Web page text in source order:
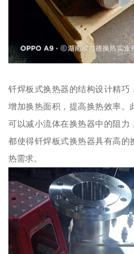
钎焊板式换热器的结构设计精巧
增加换热面积，提高换热效率
可以减小流体在换热器中的阻
都使得钎焊板式换热器具有高的
热需求。